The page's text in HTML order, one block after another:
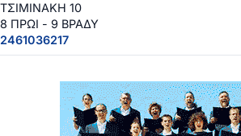
ΤΣΙΜΙΝΑΚΗ 10
8 ΠΡΩΙ - 9 ΒΡΑΔΥ
2461036217